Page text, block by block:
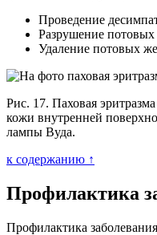
Проведение
Разрушение потовых
Удаление потовых
Рис. 17. Паховая
кожи внутренней
лампы Вуда.
к содержанию ↑
Профилактика
Профилактика